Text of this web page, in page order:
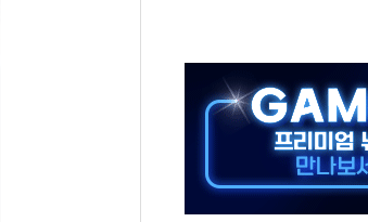
동 소상공인에 '행복상자' 전달
절 현수막 '태극기 거꾸로' 논란…이틀만에 철거
전면 손질… 예술·체육요원 최대 33% 감축
대형마트 판매, 역대 최대폭 감소한 9.4%↓…유통업계
의원, '정부 특사'로 콜롬비아 대통령 취임식 참석
주의보' 울진 시간당 30mm 강한 비...호우 피해 없어
버스 하우스' 공방…野 "청년 우롱 기괴" vs 與 "송구한